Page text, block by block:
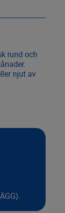
rund och
njut av